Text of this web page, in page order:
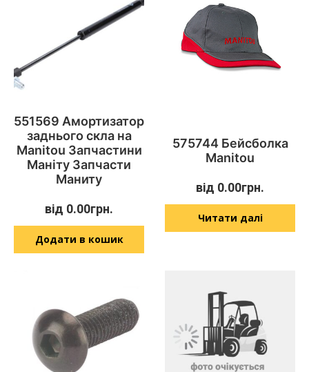
551569 Амортизатор
заднього скла на
Manitou Запчастини
Маніту Запчасти
Маниту
від 0.00грн.
Додати в кошик
575744 Бейсболка
Manitou
від 0.00грн.
Читати далі